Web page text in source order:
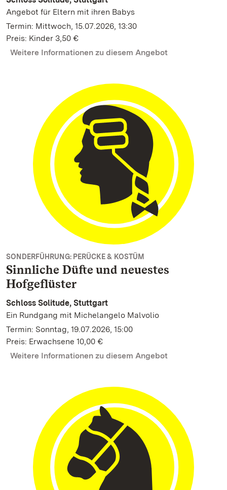
Angebot für Eltern mit ihren Babys
Termin: Mittwoch, 15.07.2026, 13:30
Preis: Kinder 3,50 €
Weitere Informationen zu diesem Angebot
SONDERFÜHRUNG: PERÜCKE & KOSTÜM
Sinnliche Düfte und neuestes
Hofgeflüster
Schloss Solitude, Stuttgart
Ein Rundgang mit Michelangelo Malvolio
Termin: Sonntag, 19.07.2026, 15:00
Preis: Erwachsene 10,00 €
Weitere Informationen zu diesem Angebot